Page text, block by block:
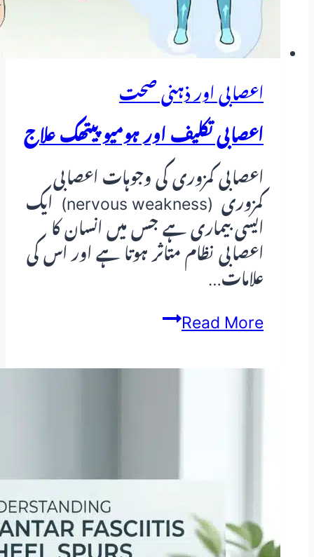
اعصابی اور ذہنی صحت
اعصابی تکلیف اور ہومیو پیتھک علاج
اعصابی کمزوری کی وجوہات اعصابی
کمزوری (nervous weakness) ایک
ایسی بیماری ہے جس میں انسان کا
اعصابی نظام متاثر ہوتا ہے اور اس کی
علامات…
Read Moreاعصابی
اور